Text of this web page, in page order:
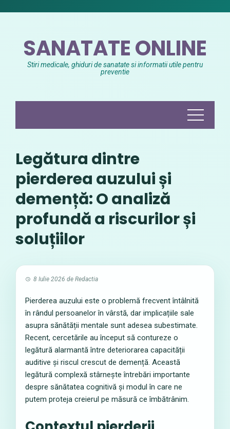
SANATATE ONLINE
Stiri medicale, ghiduri de sanatate si informatii utile pentru
preventie
Legătura dintre
pierderea auzului și
demență: O analiză
profundă a riscurilor și
soluțiilor
8 Iulie 2026 de Redactia
Pierderea auzului este o problemă frecvent întâlnită
în rândul persoanelor în vârstă, dar implicațiile sale
asupra sănătății mentale sunt adesea subestimate.
Recent, cercetările au început să contureze o
legătură alarmantă între deteriorarea capacității
auditive și riscul crescut de demență. Această
legătură complexă stârnește întrebări importante
despre sănătatea cognitivă și modul în care ne
putem proteja creierul pe măsură ce îmbătrânim.